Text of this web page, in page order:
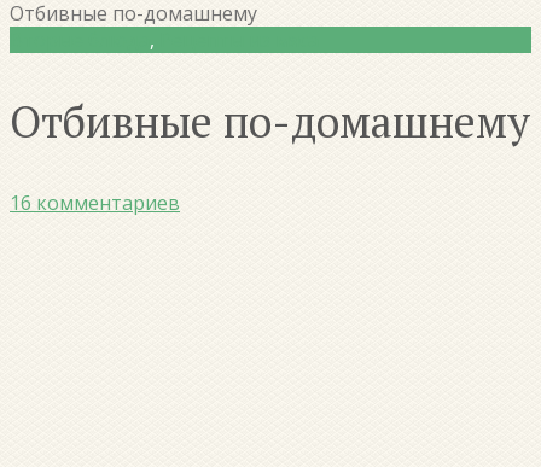
Отбивные по-домашнему
,
Отбивные по-домашнему
16 комментариев